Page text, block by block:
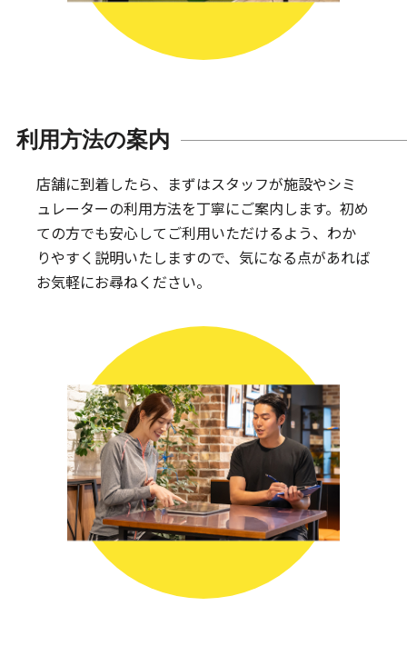
利用方法の案内
店舗に到着したら、まずはスタッフが施設やシミ
ュレーターの利用方法を丁寧にご案内します。初め
ての方でも安心してご利用いただけるよう、わか
りやすく説明いたしますので、気になる点があれば
お気軽にお尋ねください。